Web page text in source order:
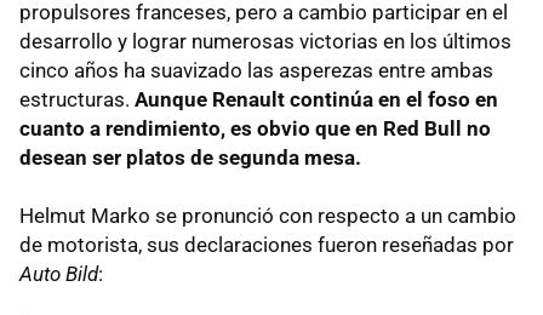
propulsores franceses, pero a cambio participar en el
desarrollo y lograr numerosas victorias en los últimos
cinco años ha suavizado las asperezas entre ambas
estructuras. Aunque Renault continúa en el foso en
cuanto a rendimiento, es obvio que en Red Bull no
desean ser platos de segunda mesa.
Helmut Marko se pronunció con respecto a un cambio
de motorista, sus declaraciones fueron reseñadas por
Auto Bild: